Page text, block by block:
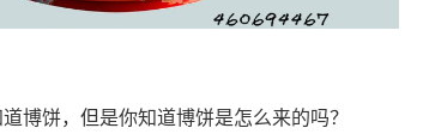
博饼，但是你知道博饼是怎么来的吗？